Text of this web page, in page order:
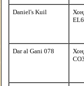
Daniel's Kuil
EL6
Dar al Gani 078